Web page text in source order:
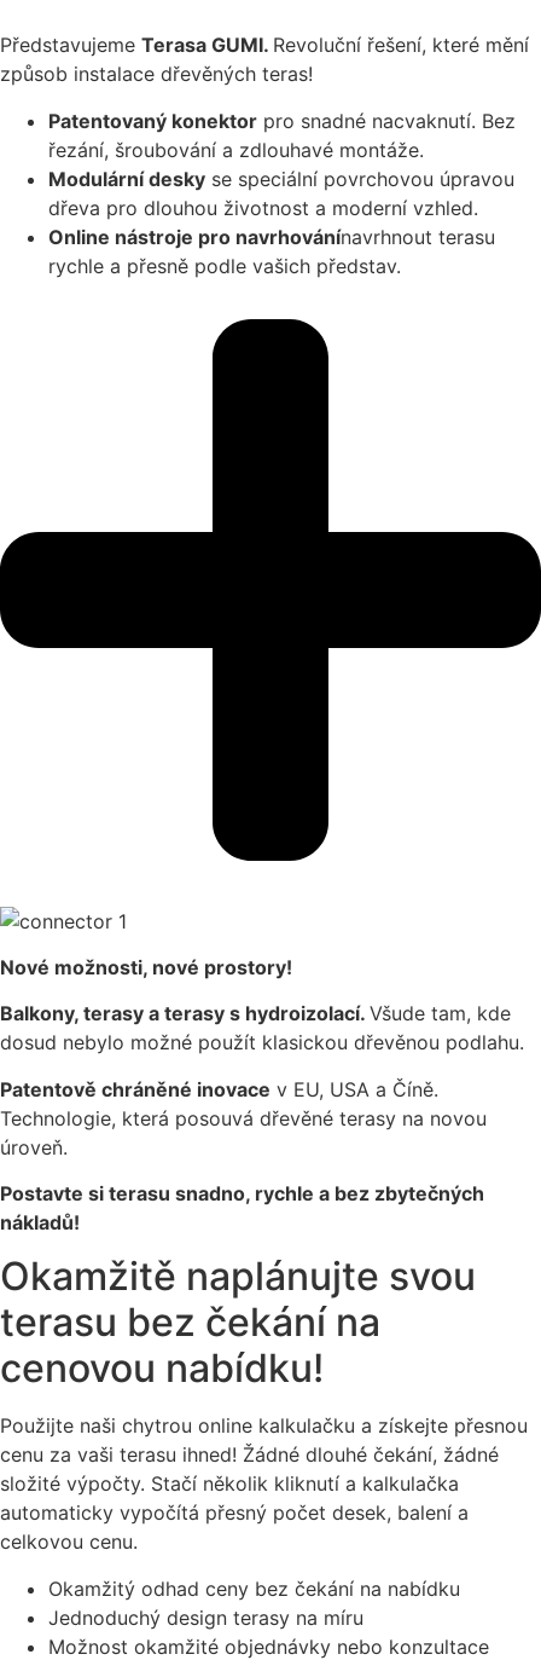
Představujeme Terasa GUMI. Revoluční řešení, které mění
způsob instalace dřevěných teras!
Patentovaný konektor pro snadné nacvaknutí. Bez
řezání, šroubování a zdlouhavé montáže.
Modulární desky se speciální povrchovou úpravou
dřeva pro dlouhou životnost a moderní vzhled.
Online nástroje pro navrhovánínavrhnout terasu
rychle a přesně podle vašich představ.
Nové možnosti, nové prostory!
Balkony, terasy a terasy s hydroizolací. Všude tam, kde
dosud nebylo možné použít klasickou dřevěnou podlahu.
Patentově chráněné inovace v EU, USA a Číně.
Technologie, která posouvá dřevěné terasy na novou
úroveň.
Postavte si terasu snadno, rychle a bez zbytečných
nákladů!
Okamžitě naplánujte svou
terasu bez čekání na
cenovou nabídku!
Použijte naši chytrou online kalkulačku a získejte přesnou
cenu za vaši terasu ihned! Žádné dlouhé čekání, žádné
složité výpočty. Stačí několik kliknutí a kalkulačka
automaticky vypočítá přesný počet desek, balení a
celkovou cenu.
Okamžitý odhad ceny bez čekání na nabídku
Jednoduchý design terasy na míru
Možnost okamžité objednávky nebo konzultace